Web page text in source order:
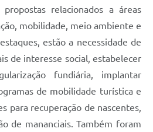
relacionados a áreas
mobilidade, meio ambiente e
estão a necessidade de
de interesse social, estabelecer
fundiária, implantar
de mobilidade turística e
para recuperação de nascentes,
de mananciais. Também foram